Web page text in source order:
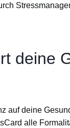
deine
auf deine
alle